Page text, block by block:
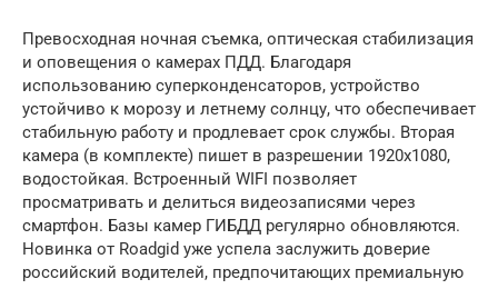
Превосходная ночная съемка, оптическая стабилизация
и оповещения о камерах ПДД. Благодаря
использованию суперконденсаторов, устройство
устойчиво к морозу и летнему солнцу, что обеспечивает
стабильную работу и продлевает срок службы. Вторая
камера (в комплекте) пишет в разрешении 1920х1080,
водостойкая. Встроенный WIFI позволяет
просматривать и делиться видеозаписями через
смартфон. Базы камер ГИБДД регулярно обновляются.
Новинка от Roadgid уже успела заслужить доверие
российский водителей, предпочитающих премиальную